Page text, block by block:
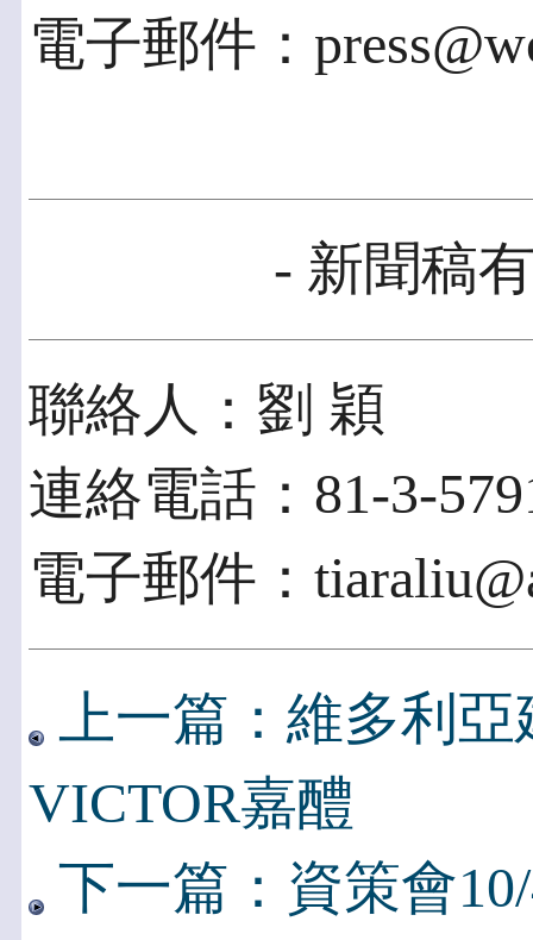
電子郵件：
- 新聞稿
聯絡人：劉 穎
連絡電話：81-3-
電子郵件：
上一篇：維多利
VICTOR嘉醴
下一篇：資策會